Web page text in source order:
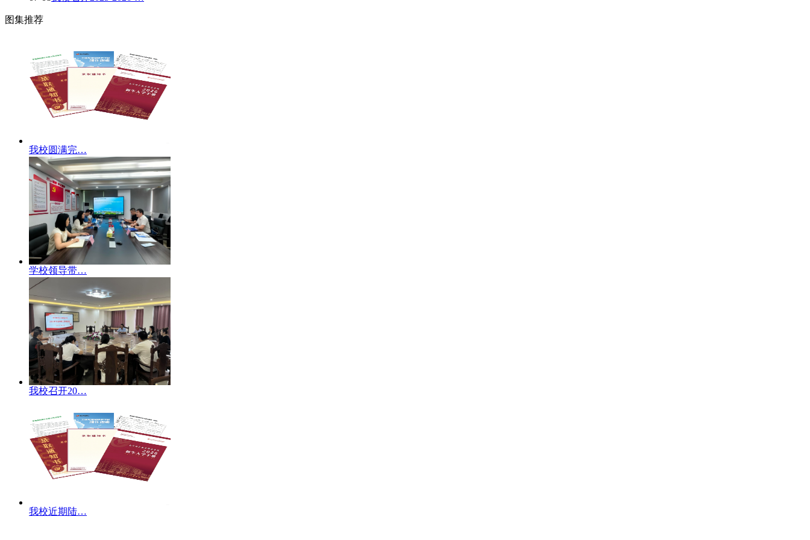
图集推荐
我校圆满完…
学校领导带…
我校召开20…
我校近期陆…